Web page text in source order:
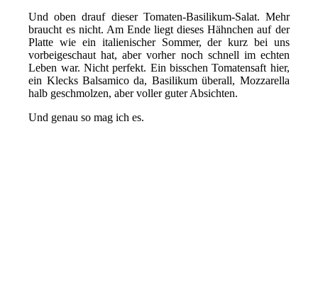
Und oben drauf dieser Tomaten-Basilikum-Salat. Mehr
braucht es nicht. Am Ende liegt dieses Hähnchen auf der
Platte wie ein italienischer Sommer, der kurz bei uns
vorbeigeschaut hat, aber vorher noch schnell im echten
Leben war. Nicht perfekt. Ein bisschen Tomatensaft hier,
ein Klecks Balsamico da, Basilikum überall, Mozzarella
halb geschmolzen, aber voller guter Absichten.
Und genau so mag ich es.